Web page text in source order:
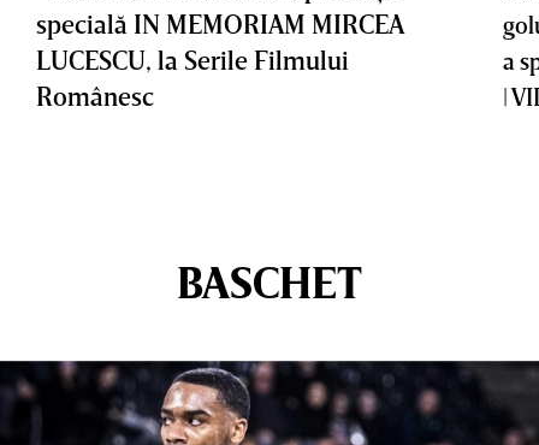
specială IN MEMORIAM MIRCEA
LUCESCU, la Serile Filmului
Românesc
a
|
BASCHET